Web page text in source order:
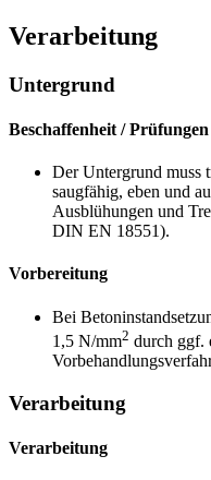
Verarbeitung
Untergrund
Beschaffenheit / Prüfungen
Der Untergrund muss
saugfähig, eben und
Ausblühungen und
DIN EN 18551).
Vorbereitung
Bei
1,5 N/mm2 durch ggf.
Verarbeitung
Verarbeitung